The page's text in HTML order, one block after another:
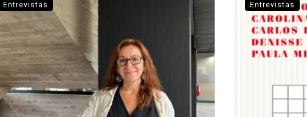
Entrevistas Entrevistas